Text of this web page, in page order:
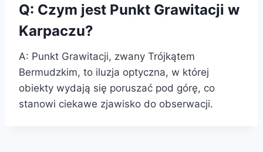
Q: Czym jest Punkt Grawitacji w
Karpaczu?
A: Punkt Grawitacji, zwany Trójkątem
Bermudzkim, to iluzja optyczna, w której
obiekty wydają się poruszać pod górę, co
stanowi ciekawe zjawisko do obserwacji.